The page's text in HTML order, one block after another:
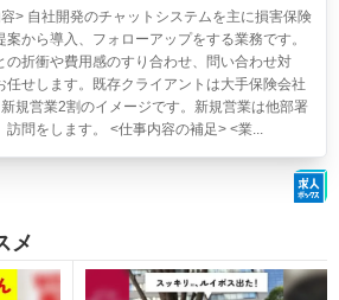
> 自社開発のチャットシステムを主に損害保険
から導入、フォローアップをする業務です。
の折衝や費用感のすり合わせ、問い合わせ対
任せします。既存クライアントは大手保険会社
規営業2割のイメージです。新規営業は他部署
問をします。 <仕事内容の補足> <業...
メ